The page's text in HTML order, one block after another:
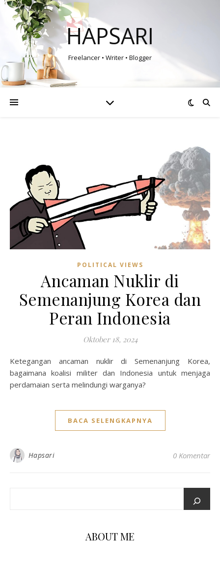
HAPSARI
Freelancer • Writer • Blogger
POLITICAL VIEWS
Ancaman Nuklir di
Semenanjung Korea dan
Peran Indonesia
Oktober 18, 2024
Ketegangan ancaman nuklir di Semenanjung Korea,
bagaimana koalisi militer dan Indonesia untuk menjaga
perdamaian serta melindungi warganya?
BACA SELENGKAPNYA
Hapsari 0 Komentar
ABOUT ME